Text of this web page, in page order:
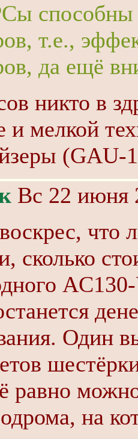
способны
т.е.,
да ещё
никто в
и мелкой
(GAU-
Вс 22 июня
что
сколько
Один
равно
на